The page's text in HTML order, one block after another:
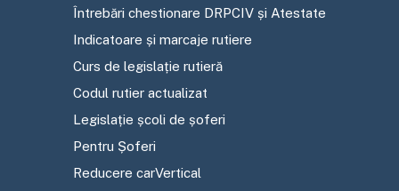
Întrebări chestionare DRPCIV și Atestate
Indicatoare și marcaje rutiere
Curs de legislație rutieră
Codul rutier actualizat
Legislație școli de șoferi
Pentru Șoferi
Reducere carVertical